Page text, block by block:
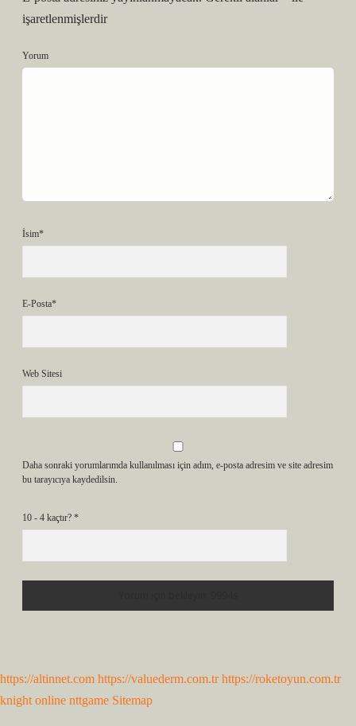
işaretlenmişlerdir
Yorum
İsim*
E-Posta*
Web Sitesi
Daha sonraki yorumlarımda kullanılması için adım, e-posta adresim ve site adresim
bu tarayıcıya kaydedilsin.
10 - 4 kaçtır? *
https://altinnet.com https://valuederm.com.tr https://roketoyun.com.tr
knight online nttgame Sitemap